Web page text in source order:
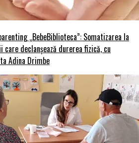
„BebeBiblioteca”: Somatizarea la
declanșează durerea fizică, cu
Adina Drimbe